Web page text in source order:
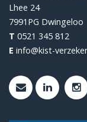
Lhee 24
7991PG Dwingeloo
T 0521 345 812
E info@kist-